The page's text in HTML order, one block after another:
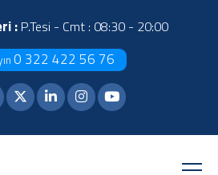
: P.Tesi - Cmt : 08:30 - 20:00
0 322 422 56 76